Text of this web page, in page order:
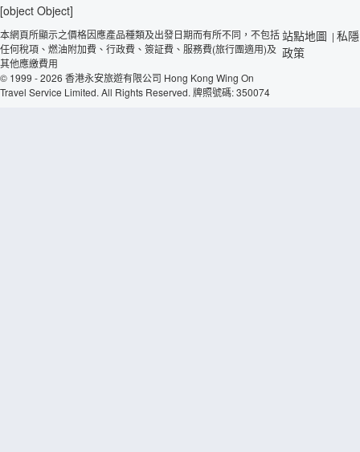
[object Object]
本網頁所顯示之價格因應產品種類及出發日期而有所不同，不包括
任何稅項、燃油附加費、行政費、簽証費、服務費(旅行團適用)及
其他應繳費用
© 1999 - 2026 香港永安旅遊有限公司 Hong Kong Wing On
Travel Service Limited. All Rights Reserved. 牌照號碼: 350074
站點地圖 | 私隱
政策